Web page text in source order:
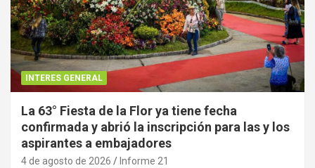
INTERES GENERAL
La 63° Fiesta de la Flor ya tiene fecha
confirmada y abrió la inscripción para las y los
aspirantes a embajadores
4 de agosto de 2026 Informe 21